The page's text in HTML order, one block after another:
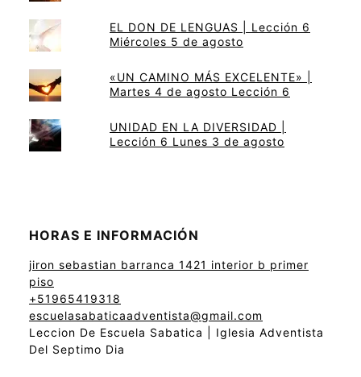
EL DON DE LENGUAS | Lección 6
Miércoles 5 de agosto
«UN CAMINO MÁS EXCELENTE» |
Martes 4 de agosto Lección 6
UNIDAD EN LA DIVERSIDAD |
Lección 6 Lunes 3 de agosto
HORAS E INFORMACIÓN
jiron sebastian barranca 1421 interior b primer
piso
+51965419318
escuelasabaticaadventista@gmail.com
Leccion De Escuela Sabatica | Iglesia Adventista
Del Septimo Dia